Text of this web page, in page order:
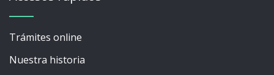
Trámites online
Nuestra historia